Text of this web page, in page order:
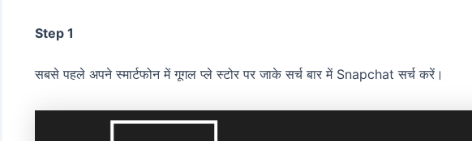
Step 1
सबसे पहले अपने स्मार्टफोन में गूगल प्ले स्टोर पर जाके सर्च बार में Snapchat सर्च करें।